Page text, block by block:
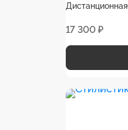
Дистанционная
17 300 ₽